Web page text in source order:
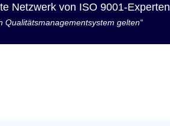
Netzwerk von ISO 9001-Experten
Qualitätsmanagementsystem gelten“